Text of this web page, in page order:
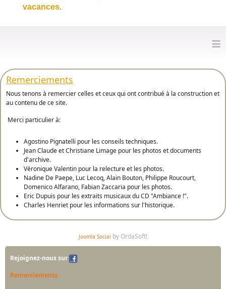
vacances.
≡
Remerciements
Nous tenons à remercier celles et ceux qui ont contribué à la construction et
au contenu de ce site.
Merci particulier à:
Agostino Pignatelli pour les conseils techniques.
Jean Claude et Christiane Limage pour les photos et documents
d'archive.
Véronique Valentin pour la relecture et les photos.
Nadine De Paepe, Luc Lecoq, Alain Bouton, Philippe Roucourt,
Domenico Alfarano, Fabian Zaccaria pour les photos.
Eric Dupuis pour les extraits musicaux du CD "Ambiance !".
Charles Henriet pour les informations sur l'historique.
Joomla Social by OrdaSoft!
Rejoignez-nous sur
Remerciements